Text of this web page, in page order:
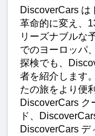
DiscoverCars は
革命的に変え、
リーズナブルな
でのヨーロッパ
探検でも、
者を紹介します
たの旅をより便
DiscoverCars ク
ド、
DiscoverCars デ